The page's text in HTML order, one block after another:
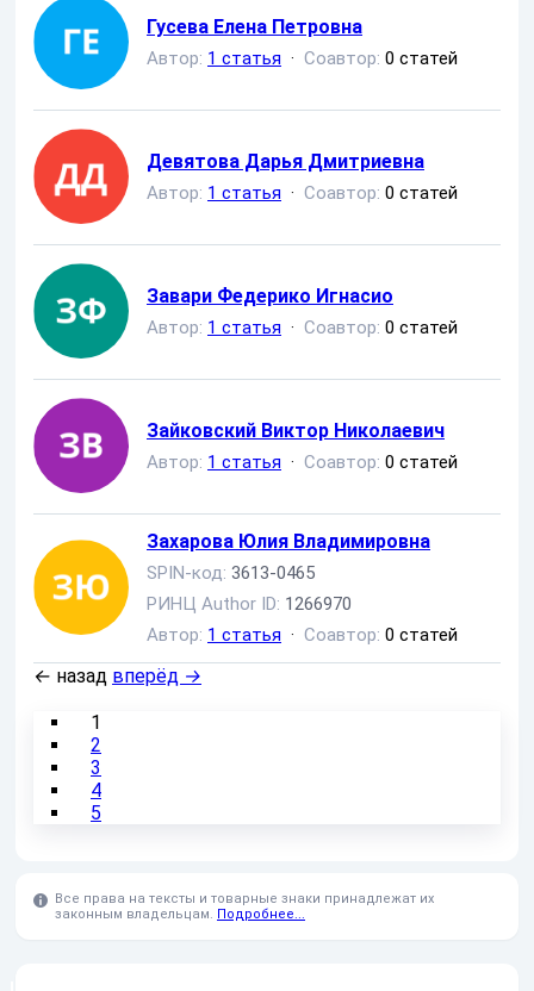
Гусева Елена Петровна
Автор: 1 статья · Соавтор: 0 статей
Девятова Дарья Дмитриевна
Автор: 1 статья · Соавтор: 0 статей
Завари Федерико Игнасио
Автор: 1 статья · Соавтор: 0 статей
Зайковский Виктор Николаевич
Автор: 1 статья · Соавтор: 0 статей
Захарова Юлия Владимировна
SPIN-код: 3613-0465
РИНЦ Author ID: 1266970
Автор: 1 статья · Соавтор: 0 статей
← назад вперёд →
1
2
3
4
5
Все права на тексты и товарные знаки принадлежат их
законным владельцам. Подробнее...